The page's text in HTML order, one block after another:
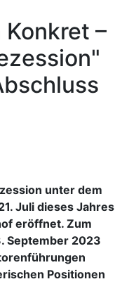
–
unter dem
Juli dieses Jahres
eröffnet. Zum
September 2023
Positionen